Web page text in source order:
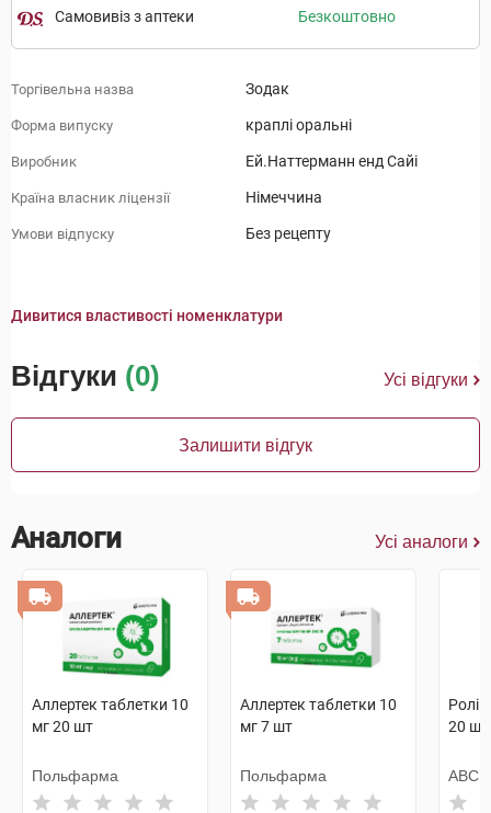
Самовивіз з аптеки Безкоштовно
Торгівельна назва Зодак
Форма випуску краплі оральні
Виробник Ей.Наттерманн енд Сайі
Країна власник ліцензії Німеччина
Умови відпуску Без рецепту
Дивитися властивості номенклатури
Відгуки (0) Усі відгуки
Залишити відгук
Аналоги Усі аналоги
Аллертек таблетки 10
мг 20 шт
Польфарма
Аллертек таблетки 10
мг 7 шт
Польфарма
20 шт
АВС